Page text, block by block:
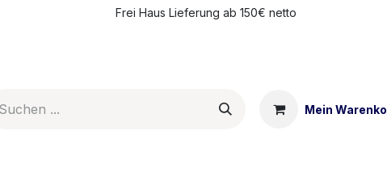
Frei Haus Lieferung ab 150€ netto
Mein